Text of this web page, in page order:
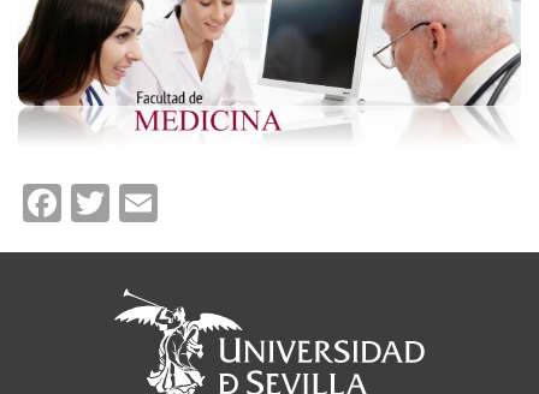
Facebook
Twitter